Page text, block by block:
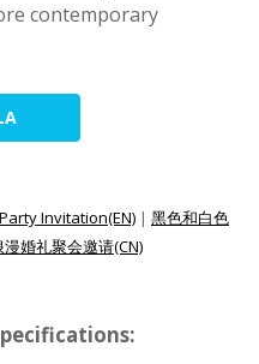
contemporary
Invitation(EN) | 黑色和白色
婚礼聚会邀请(CN)